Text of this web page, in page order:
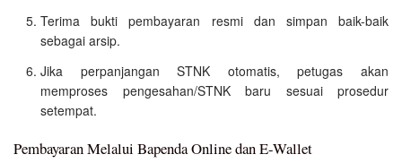
Terima bukti pembayaran resmi dan simpan baik-baik
sebagai arsip.
Jika perpanjangan STNK otomatis, petugas akan
memproses pengesahan/STNK baru sesuai prosedur
setempat.
Pembayaran Melalui Bapenda Online dan E-Wallet